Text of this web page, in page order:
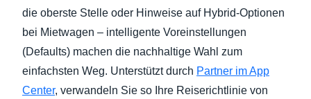
die oberste Stelle oder Hinweise auf Hybrid-Optionen
bei Mietwagen – intelligente Voreinstellungen
(Defaults) machen die nachhaltige Wahl zum
einfachsten Weg. Unterstützt durch Partner im App
Center, verwandeln Sie so Ihre Reiserichtlinie von